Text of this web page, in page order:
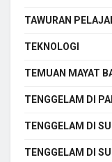
TAWURAN
TEKNOLOGI
TEMUAN MAYAT
TENGGELAM DI
TENGGELAM DI
TENGGELAM DI